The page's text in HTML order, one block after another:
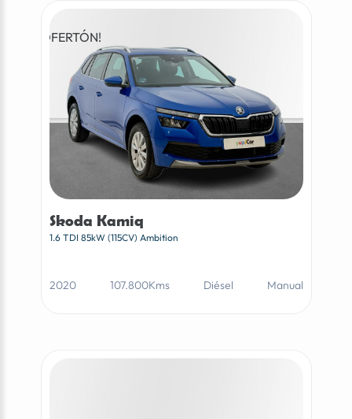
¡OFERTÓN!
Skoda Kamiq
1.6 TDI 85kW (115CV) Ambition
2020 107.800Kms Diésel Manual